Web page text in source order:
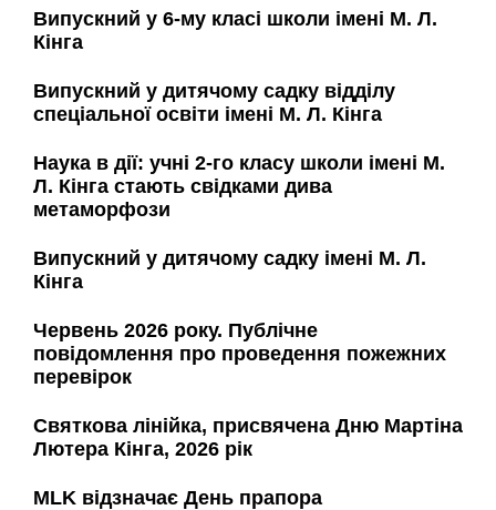
Випускний у 6-му класі школи імені М. Л.
Кінга
Випускний у дитячому садку відділу
спеціальної освіти імені М. Л. Кінга
Наука в дії: учні 2-го класу школи імені М.
Л. Кінга стають свідками дива
метаморфози
Випускний у дитячому садку імені М. Л.
Кінга
Червень 2026 року. Публічне
повідомлення про проведення пожежних
перевірок
Святкова лінійка, присвячена Дню Мартіна
Лютера Кінга, 2026 рік
MLK відзначає День прапора